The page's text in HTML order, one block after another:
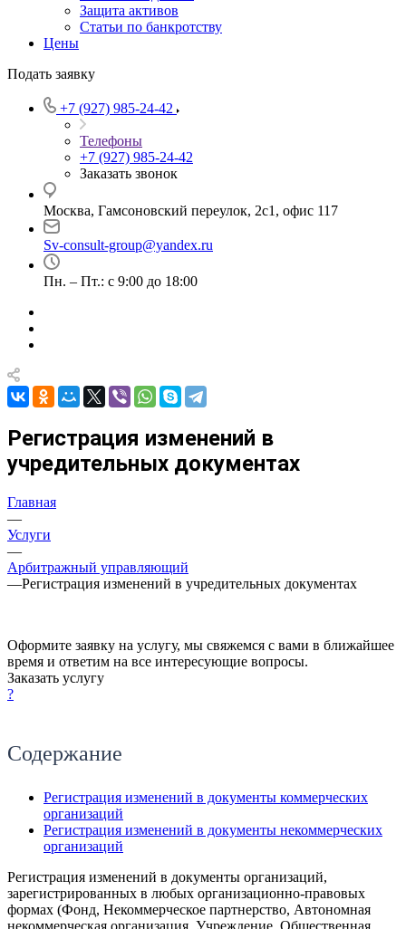
Защита активов
Статьи по банкротству
Цены
Подать заявку
+7 (927) 985-24-42
Телефоны
+7 (927) 985-24-42
Заказать звонок
Москва, Гамсоновский переулок, 2с1, офис 117
Sv-consult-group@yandex.ru
Пн. – Пт.: с 9:00 до 18:00
Регистрация изменений в
учредительных документах
Главная
—
Услуги
—
Арбитражный управляющий
—Регистрация изменений в учредительных документах
Оформите заявку на услугу, мы свяжемся с вами в ближайшее
время и ответим на все интересующие вопросы.
Заказать услугу
?
Содержание
Регистрация изменений в документы коммерческих
организаций
Регистрация изменений в документы некоммерческих
организаций
Регистрация изменений в документы организаций,
зарегистрированных в любых организационно-правовых
формах (Фонд, Некоммерческое партнерство, Автономная
некоммерческая организация, Учреждение, Общественная